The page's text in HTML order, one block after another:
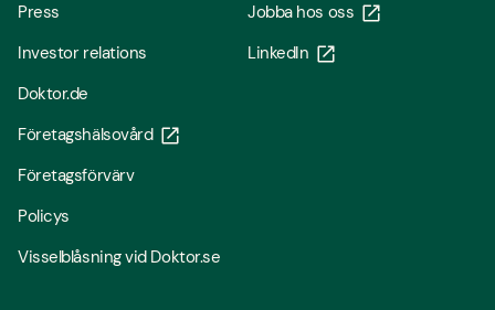
Press
Investor relations
Doktor.de
Företagshälsovård
Företagsförvärv
Policys
Visselblåsning vid Doktor.se
Jobba hos oss
LinkedIn